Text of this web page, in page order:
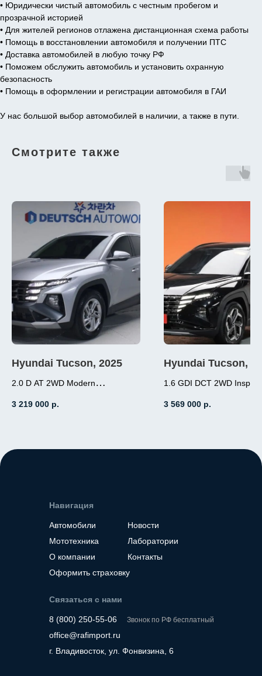
• Юридически чистый автомобиль с честным пробегом и
прозрачной историей
• Для жителей регионов отлажена дистанционная схема работы
• Помощь в восстановлении автомобиля и получении ПТС
• Доставка автомобилей в любую точку РФ
• Поможем обслужить автомобиль и установить охранную
безопасность
• Помощь в оформлении и регистрации автомобиля в ГАИ
У нас большой выбор автомобилей в наличии, а также в пути.
Смотрите также
Hyundai Tucson, 2025
2.0 D AT 2WD Modern
3 219 000 р.
Hyundai Tucson,
1.6 GDI DCT 2WD
Место нахождение -
3 569 000 р.
Навигация
Автомобили
Мототехника
О компании
Оформить страховку
Новости
Лаборатории
Контакты
Связаться с нами
8 (800) 250-55-06
office@rafimport.ru
г. Владивосток, ул. Фонвизина, 6
Звонок по РФ бесплатный